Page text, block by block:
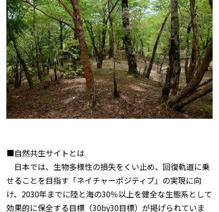
■自然共生サイトとは
日本では、生物多様性の損失をくい止め、回復軌道に乗
せることを目指す「ネイチャーポジティブ」の実現に向
け、2030年までに陸と海の30％以上を健全な生態系として
効果的に保全する目標（30by30目標）が掲げられていま